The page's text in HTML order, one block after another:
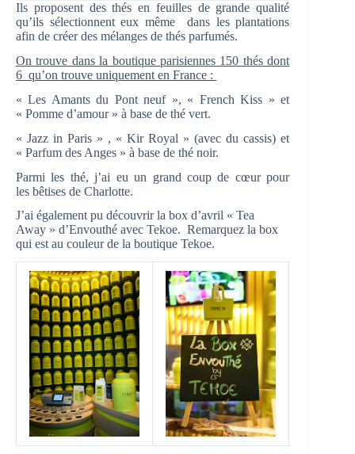
Ils proposent des thés en feuilles de grande qualité
qu’ils sélectionnent eux même dans les plantations
afin de créer des mélanges de thés parfumés.
On trouve dans la boutique parisiennes 150 thés dont
6 qu’on trouve uniquement en France :
« Les Amants du Pont neuf », « French Kiss » et
« Pomme d’amour » à base de thé vert.
« Jazz in Paris » , « Kir Royal » (avec du cassis) et
« Parfum des Anges » à base de thé noir.
Parmi les thé, j’ai eu un grand coup de cœur pour
les bêtises de Charlotte.
J’ai également pu découvrir la box d’avril « Tea
Away » d’Envouthé avec Tekoe. Remarquez la box
qui est au couleur de la boutique Tekoe.